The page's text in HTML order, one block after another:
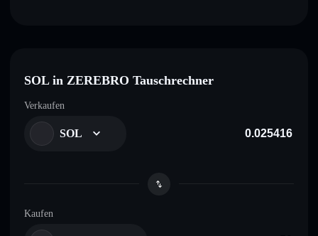
SOL in ZEREBRO Tauschrechner
Verkaufen
SOL
Kaufen